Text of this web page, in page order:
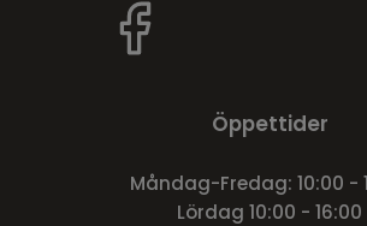
Öppettider
Måndag-Fredag: 10:00 -
Lördag 10:00 - 16:00